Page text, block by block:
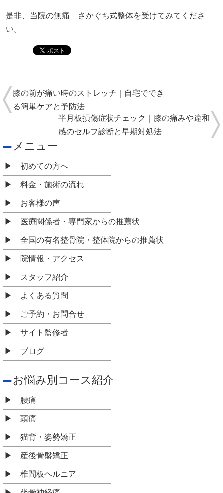
是非、当院の無痛 さかぐち式整体を受けてみてくださ
い。
​膝の前が痛い時のストレッチ｜自宅ででき
る簡単ケアと予防法
半月板損傷症状チェック｜膝の痛みや違和
感のセルフ診断と早期対処法
メニュー
初めての方へ
料金・施術の流れ
お客様の声
医療関係者・専門家からの推薦状
全国の有名整骨院・整体院からの推薦状
院情報・アクセス
スタッフ紹介
よくある質問
ご予約・お問合せ
サイト監修者
ブログ
お悩み別コース紹介
腰痛
頭痛
猫背・姿勢矯正
産後骨盤矯正
椎間板ヘルニア